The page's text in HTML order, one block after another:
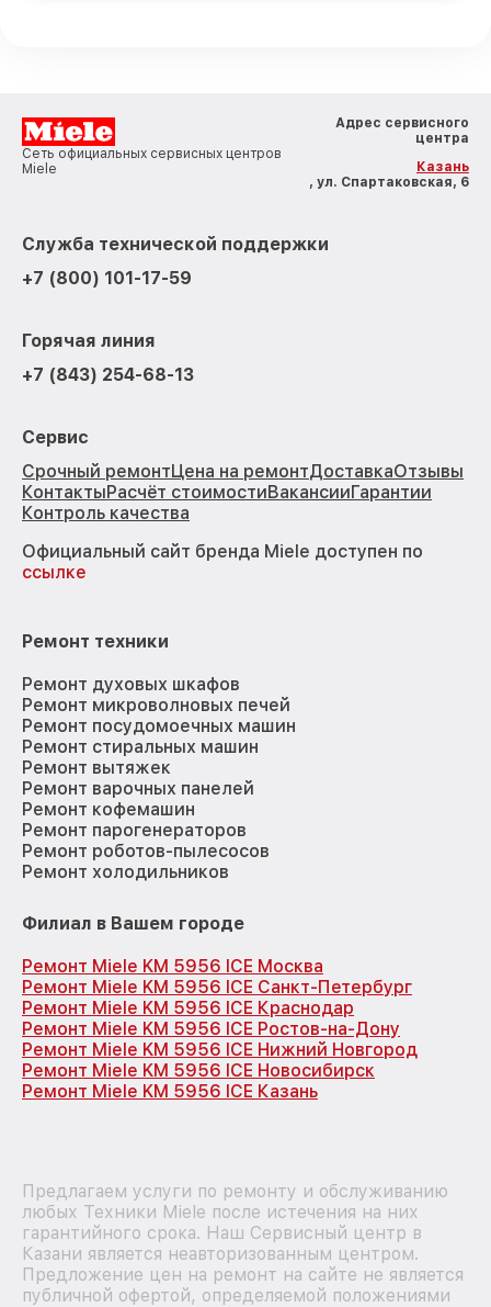
Сеть официальных сервисных центров
Miele
Адрес сервисного
центра
Казань
, ул. Спартаковская, 6
Служба технической поддержки
+7 (800) 101-17-59
Горячая линия
+7 (843) 254-68-13
Сервис
Срочный ремонтЦена на ремонтДоставкаОтзывы
КонтактыРасчёт стоимостиВакансииГарантии
Контроль качества
Официальный сайт бренда Miele доступен по
ссылке
Ремонт техники
Ремонт духовых шкафов
Ремонт микроволновых печей
Ремонт посудомоечных машин
Ремонт стиральных машин
Ремонт вытяжек
Ремонт варочных панелей
Ремонт кофемашин
Ремонт парогенераторов
Ремонт роботов-пылесосов
Ремонт холодильников
Филиал в Вашем городе
Ремонт Miele KM 5956 ICE Москва
Ремонт Miele KM 5956 ICE Санкт-Петербург
Ремонт Miele KM 5956 ICE Краснодар
Ремонт Miele KM 5956 ICE Ростов-на-Дону
Ремонт Miele KM 5956 ICE Нижний Новгород
Ремонт Miele KM 5956 ICE Новосибирск
Ремонт Miele KM 5956 ICE Казань
Предлагаем услуги по ремонту и обслуживанию
любых Техники Miele после истечения на них
гарантийного срока. Наш Сервисный центр в
Казани является неавторизованным центром.
Предложение цен на ремонт на сайте не является
публичной офертой, определяемой положениями